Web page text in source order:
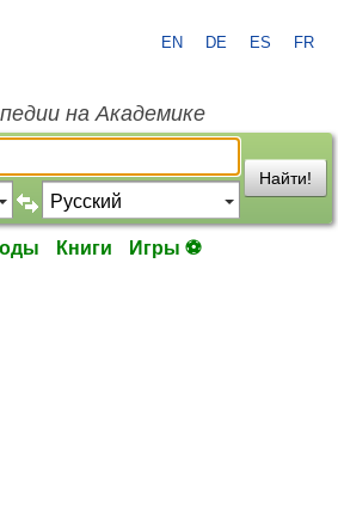
EN DE ES FR
на Академике
Найти!
Книги Игры ⚽